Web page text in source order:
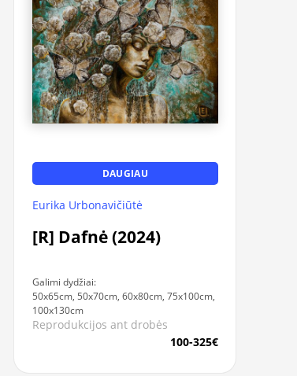
DAUGIAU
Eurika Urbonavičiūtė
[R] Dafnė (2024)
Galimi dydžiai:
50x65cm, 50x70cm, 60x80cm, 75x100cm,
100x130cm
Reprodukcijos ant drobės
100-325€